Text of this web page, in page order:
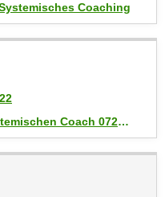
Coaching
Folder Ausbildung zum Systemischen Coach 0722.pdf